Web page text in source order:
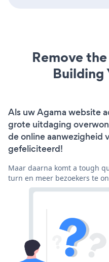
Remove
Building
Als uw Agama website
grote uitdaging
de online aanwezigheid
gefeliciteerd!
Maar daarna komt a tough
turn en meer bezoekers te